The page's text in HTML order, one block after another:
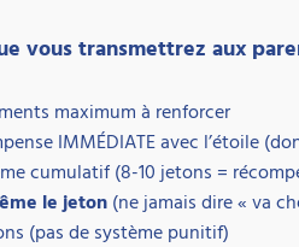
vous transmettrez aux
maximum à renforcer
IMMÉDIATE avec l’étoile
cumulatif (8-10 jetons =
le jeton (ne jamais dire « va
(pas de système punitif)